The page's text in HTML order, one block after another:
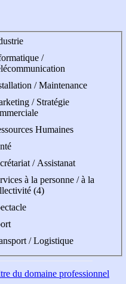
/
/ Maintenance
/ Stratégie
Humaines
/ Assistanat
à la personne / à la
(4)
/ Logistique
du domaine professionnel